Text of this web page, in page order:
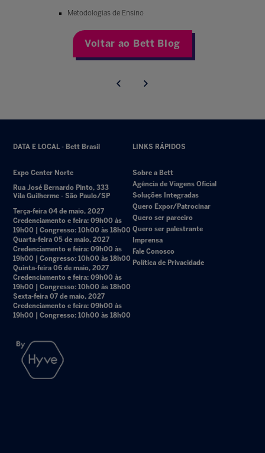
Metodologias de Ensino
Voltar ao Bett Blog
DATA E LOCAL - Bett Brasil
Expo Center Norte
Rua José Bernardo Pinto, 333
Vila Guilherme - São Paulo/SP
Terça-feira 04 de maio, 2027
Credenciamento e feira: 09h00 às
19h00 | Congresso: 10h00 às 18h00
Quarta-feira 05 de maio, 2027
Credenciamento e feira: 09h00 às
19h00 | Congresso: 10h00 às 18h00
Quinta-feira 06 de maio, 2027
Credenciamento e feira: 09h00 às
19h00 | Congresso: 10h00 às 18h00
Sexta-feira 07 de maio, 2027
Credenciamento e feira: 09h00 às
19h00 | Congresso: 10h00 às 18h00
LINKS RÁPIDOS
Sobre a Bett
Agência de Viagens Oficial
Soluções Integradas
Quero Expor/Patrocinar
Quero ser parceiro
Quero ser palestrante
Imprensa
Fale Conosco
Política de Privacidade